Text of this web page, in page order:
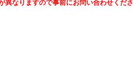
なりますので事前にお問い合わせくださ